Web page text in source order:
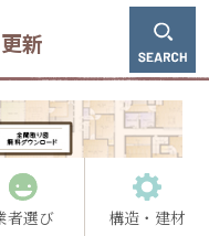
更新
者選び 構造・建材